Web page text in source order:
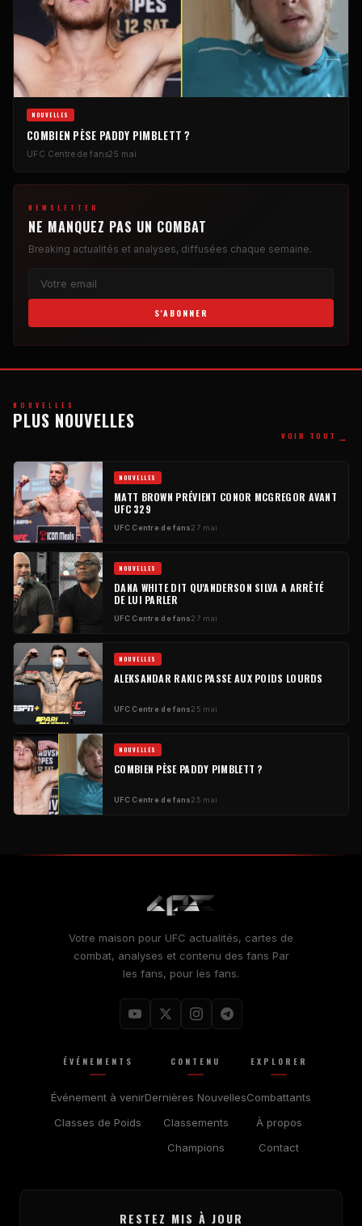
NOUVELLES
COMBIEN PÈSE PADDY PIMBLETT ?
UFC Centre de fans25 mai
NEWSLETTER
NE MANQUEZ PAS UN COMBAT
Breaking actualités et analyses, diffusées chaque semaine.
S'ABONNER
NOUVELLES
PLUS NOUVELLES
VOIR TOUT →
NOUVELLES
MATT BROWN PRÉVIENT CONOR MCGREGOR AVANT
UFC329
UFCCentre de fans27 mai
NOUVELLES
DANA WHITE DIT QU'ANDERSON SILVA A ARRÊTÉ
DE LUI PARLER
UFCCentre de fans27 mai
NOUVELLES
ALEKSANDAR RAKIC PASSE AUX POIDS LOURDS
UFCCentre de fans25 mai
NOUVELLES
COMBIEN PÈSE PADDY PIMBLETT ?
UFCCentre de fans25 mai
Votre maison pour UFC actualités, cartes de
combat, analyses et contenu des fans Par
les fans, pour les fans.
ÉVÉNEMENTS
Événement à venir
Classes de Poids
CONTENU
Dernières Nouvelles
Classements
Champions
EXPLORER
Combattants
À propos
Contact
RESTEZ MIS À JOUR